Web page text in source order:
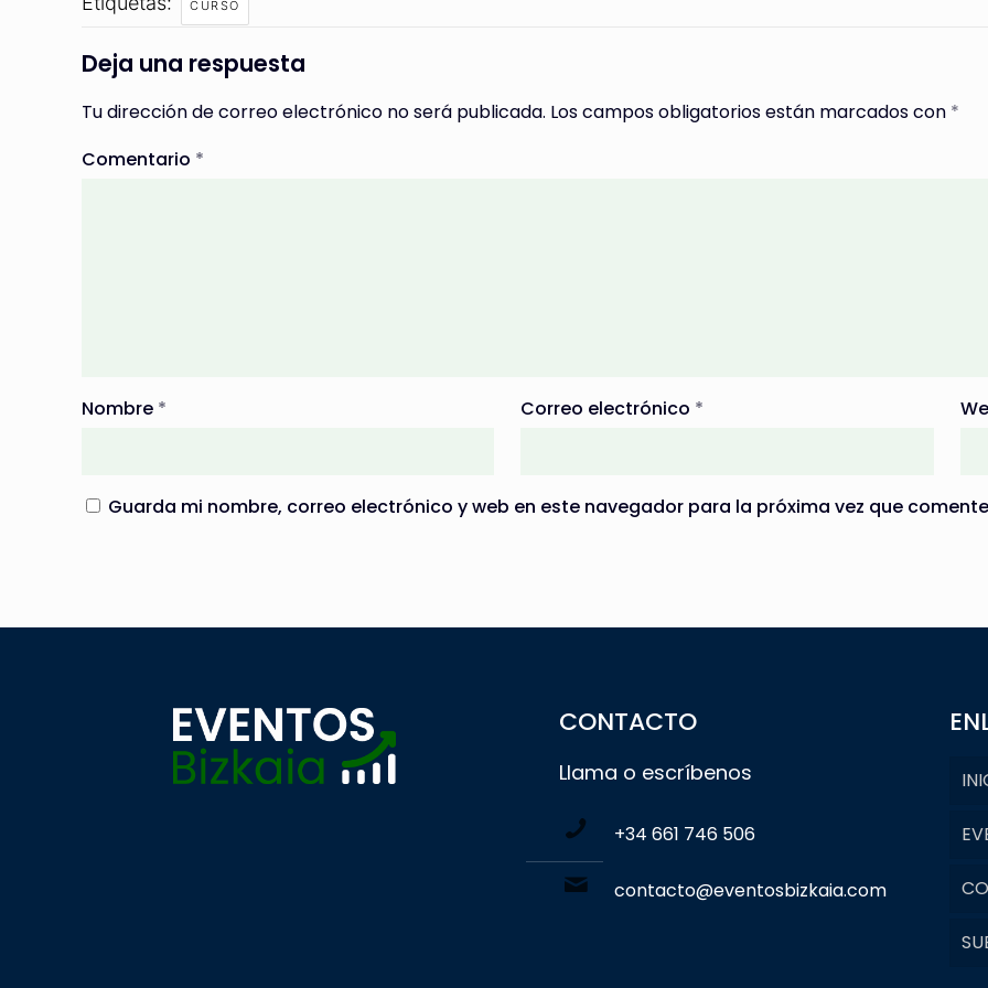
CURSO
Deja una respuesta
Tu dirección de correo electrónico no será publicada. Los campos obligatorios están marcados con *
Comentario *
Nombre * Correo electrónico *
Guarda mi nombre, correo electrónico y web en este navegador para la próxima vez que
CONTACTO
Llama o escríbenos
+34 661 746 506
contacto@eventosbizkaia.com